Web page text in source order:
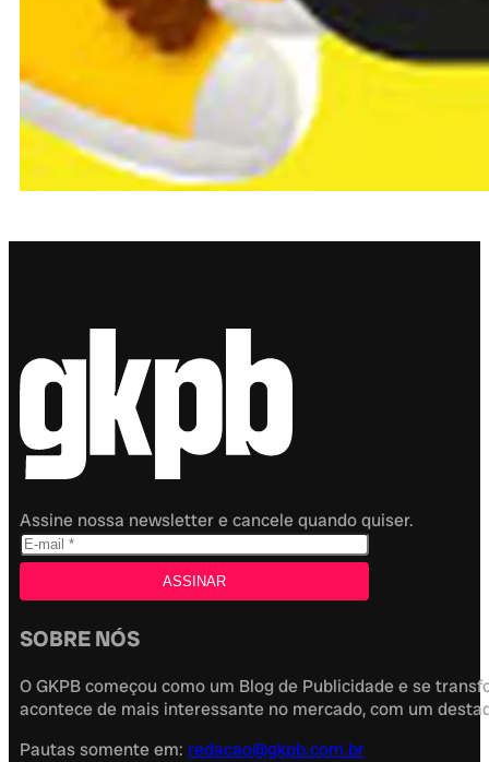
Assine nossa newsletter e cancele quando quiser.
SOBRE NÓS
O GKPB começou como um Blog de Publicidade e se
acontece de mais interessante no mercado, com um
Pautas somente em: redacao@gkpb.com.br